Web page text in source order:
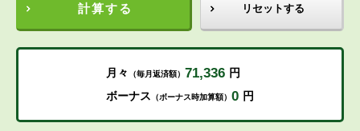
計算する リセットする
月々 （毎月返済額） 71,336 円
ボーナス （ボーナス時加算額） 0 円